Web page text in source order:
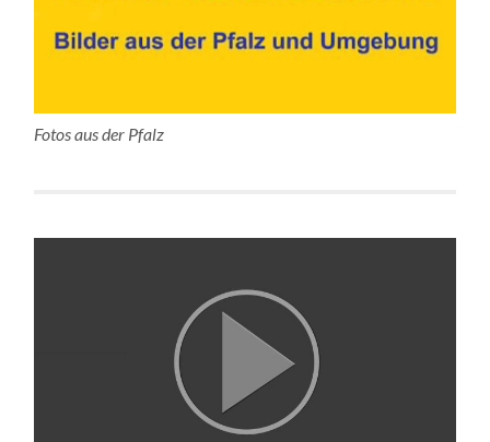
Fotos aus der Pfalz